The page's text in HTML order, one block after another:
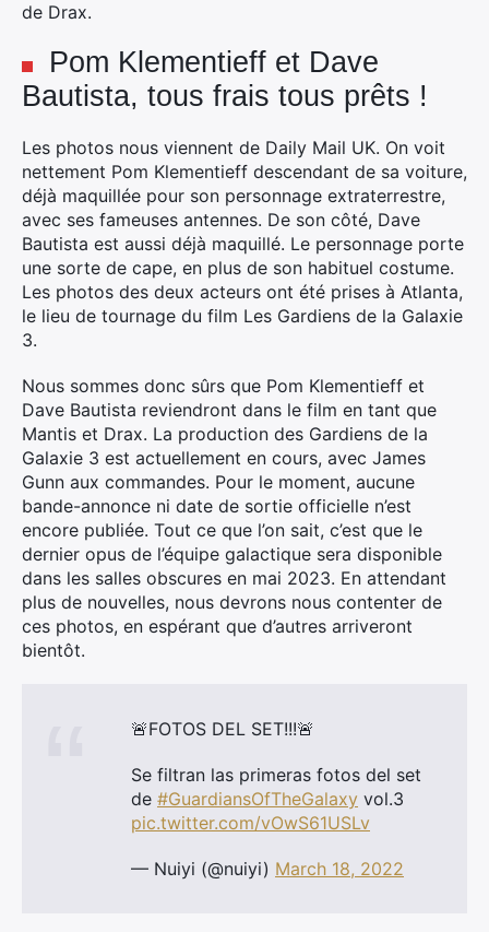
de Drax.
Pom Klementieff et Dave
Bautista, tous frais tous prêts !
Les photos nous viennent de Daily Mail UK. On voit
nettement Pom Klementieff descendant de sa voiture,
déjà maquillée pour son personnage extraterrestre,
avec ses fameuses antennes. De son côté, Dave
Bautista est aussi déjà maquillé. Le personnage porte
une sorte de cape, en plus de son habituel costume.
Les photos des deux acteurs ont été prises à Atlanta,
le lieu de tournage du film Les Gardiens de la Galaxie
3.
Nous sommes donc sûrs que Pom Klementieff et
Dave Bautista reviendront dans le film en tant que
Mantis et Drax. La production des Gardiens de la
Galaxie 3 est actuellement en cours, avec James
Gunn aux commandes. Pour le moment, aucune
bande-annonce ni date de sortie officielle n’est
encore publiée. Tout ce que l’on sait, c’est que le
dernier opus de l’équipe galactique sera disponible
dans les salles obscures en mai 2023. En attendant
plus de nouvelles, nous devrons nous contenter de
ces photos, en espérant que d’autres arriveront
bientôt.
🚨FOTOS DEL SET!!!🚨
Se filtran las primeras fotos del set
de #GuardiansOfTheGalaxy vol.3
pic.twitter.com/vOwS61USLv
— Nuiyi (@nuiyi) March 18, 2022